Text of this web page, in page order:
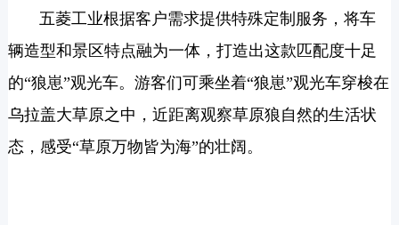
五菱工业根据客户需求提供特殊定制服务，将车
辆造型和景区特点融为一体，打造出这款匹配度十足
的“狼崽”观光车。游客们可乘坐着“狼崽”观光车穿梭在
乌拉盖大草原之中，近距离观察草原狼自然的生活状
态，感受“草原万物皆为海”的壮阔。